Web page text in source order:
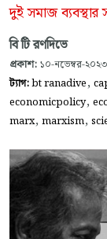
দুই সমাজ ব্যবস্থার
বি টি রণদিভে
প্রকাশ: ১০-নভেম্বর-২০২৩
ট্যাগ:bt ranadive,
economicpolicy,
marx, marxism,